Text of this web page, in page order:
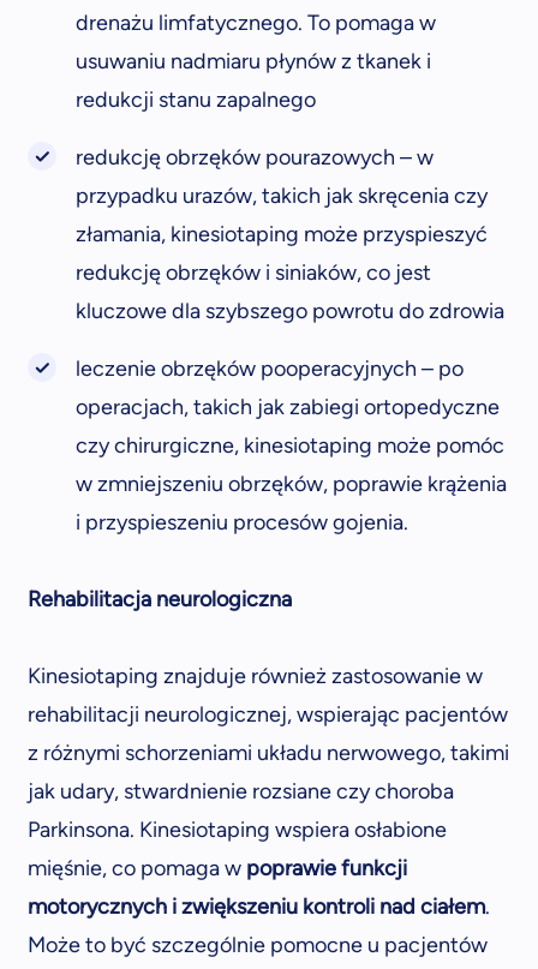
drenażu limfatycznego. To pomaga w
usuwaniu nadmiaru płynów z tkanek i
redukcji stanu zapalnego
redukcję obrzęków pourazowych – w
przypadku urazów, takich jak skręcenia czy
złamania, kinesiotaping może przyspieszyć
redukcję obrzęków i siniaków, co jest
kluczowe dla szybszego powrotu do zdrowia
leczenie obrzęków pooperacyjnych – po
operacjach, takich jak zabiegi ortopedyczne
czy chirurgiczne, kinesiotaping może pomóc
w zmniejszeniu obrzęków, poprawie krążenia
i przyspieszeniu procesów gojenia.
Rehabilitacja neurologiczna
Kinesiotaping znajduje również zastosowanie w
rehabilitacji neurologicznej, wspierając pacjentów
z różnymi schorzeniami układu nerwowego, takimi
jak udary, stwardnienie rozsiane czy choroba
Parkinsona. Kinesiotaping wspiera osłabione
mięśnie, co pomaga w poprawie funkcji
motorycznych i zwiększeniu kontroli nad ciałem.
Może to być szczególnie pomocne u pacjentów